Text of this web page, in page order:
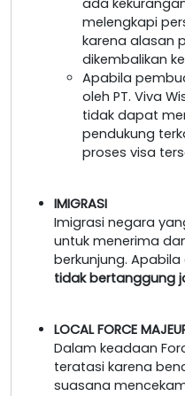
melengkapi
karena alasan
dikembalikan
Apabila
oleh PT. Viva
tidak dapat
pendukung
proses visa
IMIGRASI
Imigrasi negara
untuk menerima
berkunjung. Apabila
tidak bertanggung
LOCAL FORCE
Dalam keadaan
teratasi karena
suasana